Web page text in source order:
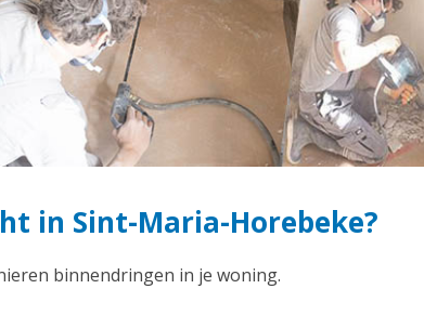
in Sint-Maria-Horebeke?
binnendringen in je woning.